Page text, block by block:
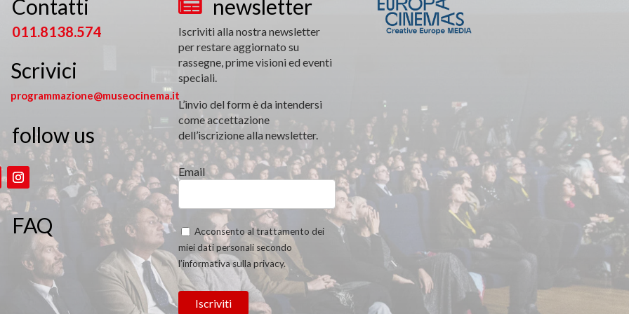
Contatti
011.8138.574
Scrivici
programmazione@museocinema.it
follow us
FAQ
 newsletter
Iscriviti alla nostra newsletter
per restare aggiornato su
rassegne, prime visioni ed eventi
speciali.
L’invio del form è da intendersi
come accettazione
dell’iscrizione alla newsletter.
Email
Acconsento al trattamento dei
miei dati personali secondo
l’informativa sulla privacy.